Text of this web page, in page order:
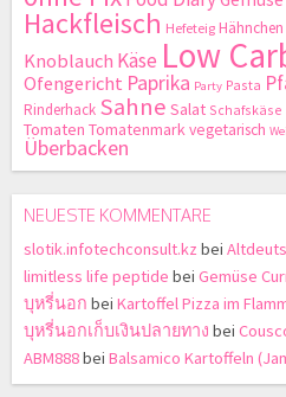
Hackfleisch Hefeteig Hähnchen
Knoblauch Käse Low
Ofengericht Paprika Party Pasta
Rinderhack Sahne Salat Schafskäse
Tomaten Tomatenmarkvegetarisch
Überbacken
NEUESTE KOMMENTARE
slotik.infotechconsult.kz bei
limitless life peptide bei Gemüse
บุหรี่นอก bei Kartoffel Pizza im
บุหรี่นอกเก็บเงินปลายทาง bei
ABM888bei Balsamico Kartoffeln